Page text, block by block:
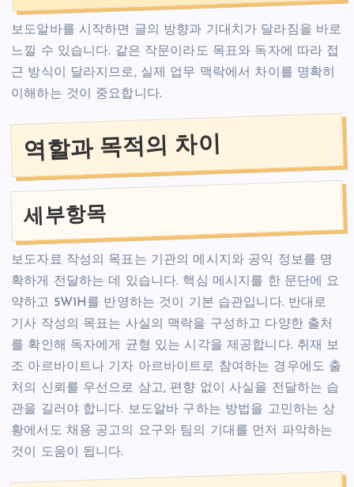
보도알바를 시작하면 글의 방향과 기대치가 달라짐을 바로
느낄 수 있습니다. 같은 작문이라도 목표와 독자에 따라 접
근 방식이 달라지므로, 실제 업무 맥락에서 차이를 명확히
이해하는 것이 중요합니다.
역할과 목적의 차이
세부항목
보도자료 작성의 목표는 기관의 메시지와 공익 정보를 명
확하게 전달하는 데 있습니다. 핵심 메시지를 한 문단에 요
약하고 5W1H를 반영하는 것이 기본 습관입니다. 반대로
기사 작성의 목표는 사실의 맥락을 구성하고 다양한 출처
를 확인해 독자에게 균형 있는 시각을 제공합니다. 취재 보
조 아르바이트나 기자 아르바이트로 참여하는 경우에도 출
처의 신뢰를 우선으로 삼고, 편향 없이 사실을 전달하는 습
관을 길러야 합니다. 보도알바 구하는 방법을 고민하는 상
황에서도 채용 공고의 요구와 팀의 기대를 먼저 파악하는
것이 도움이 됩니다.